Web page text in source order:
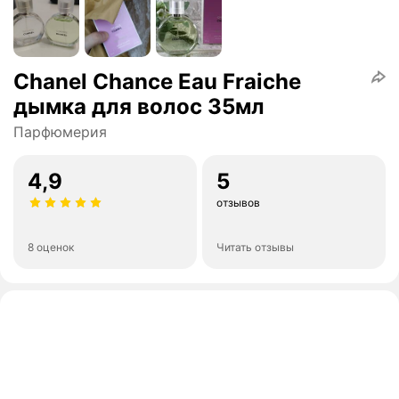
Chanel Chance Eau Fraiche
дымка для волос 35мл
Парфюмерия
4,9
8 оценок
5
отзывов
Читать отзывы